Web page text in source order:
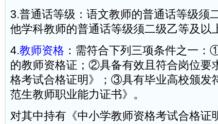
3.普通话等级：语文教师的普通话等级须
他学科教师的普通话等级须二级乙等及以
4.教师资格 ：需符合下列三项条件之一
的教师资格证；②具备有效且符合岗位要
格考试合格证明》；③具有毕业高校颁发
范生教师职业能力证书》。
对其中持有《中小学教师资格考试合格证